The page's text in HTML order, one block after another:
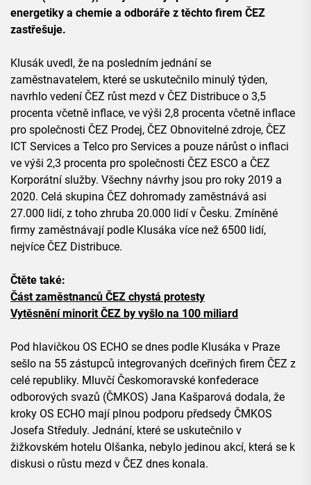
energetiky a chemie a odboráře z těchto firem ČEZ
zastřešuje.
Klusák uvedl, že na posledním jednání se
zaměstnavatelem, které se uskutečnilo minulý týden,
navrhlo vedení ČEZ růst mezd v ČEZ Distribuce o 3,5
procenta včetně inflace, ve výši 2,8 procenta včetně inflace
pro společnosti ČEZ Prodej, ČEZ Obnovitelné zdroje, ČEZ
ICT Services a Telco pro Services a pouze nárůst o inflaci
ve výši 2,3 procenta pro společnosti ČEZ ESCO a ČEZ
Korporátní služby. Všechny návrhy jsou pro roky 2019 a
2020. Celá skupina ČEZ dohromady zaměstnává asi
27.000 lidí, z toho zhruba 20.000 lidí v Česku. Zmíněné
firmy zaměstnávají podle Klusáka více než 6500 lidí,
nejvíce ČEZ Distribuce.
Čtěte také:
Část zaměstnanců ČEZ chystá protesty
Vytěsnění minorit ČEZ by vyšlo na 100 miliard
Pod hlavičkou OS ECHO se dnes podle Klusáka v Praze
sešlo na 55 zástupců integrovaných dceřiných firem ČEZ z
celé republiky. Mluvčí Českomoravské konfederace
odborových svazů (ČMKOS) Jana Kašparová dodala, že
kroky OS ECHO mají plnou podporu předsedy ČMKOS
Josefa Středuly. Jednání, které se uskutečnilo v
žižkovském hotelu Olšanka, nebylo jedinou akcí, která se k
diskusi o růstu mezd v ČEZ dnes konala.